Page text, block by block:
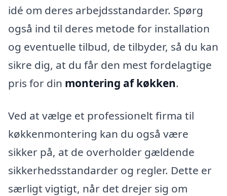
idé om deres arbejdsstandarder. Spørg
også ind til deres metode for installation
og eventuelle tilbud, de tilbyder, så du kan
sikre dig, at du får den mest fordelagtige
pris for din montering af køkken.
Ved at vælge et professionelt firma til
køkkenmontering kan du også være
sikker på, at de overholder gældende
sikkerhedsstandarder og regler. Dette er
særligt vigtigt, når det drejer sig om